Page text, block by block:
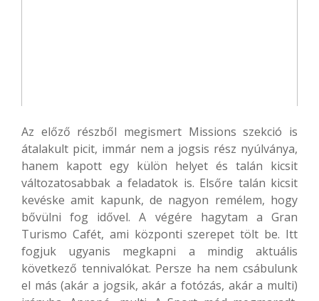
Az előző részből megismert Missions szekció is
átalakult picit, immár nem a jogsis rész nyúlványa,
hanem kapott egy külön helyet és talán kicsit
változatosabbak a feladatok is. Elsőre talán kicsit
kevéske amit kapunk, de nagyon remélem, hogy
bővülni fog idővel. A végére hagytam a Gran
Turismo Cafét, ami központi szerepet tölt be. Itt
fogjuk ugyanis megkapni a mindig aktuális
következő tennivalókat. Persze ha nem csábulunk
el más (akár a jogsik, akár a fotózás, akár a multi)